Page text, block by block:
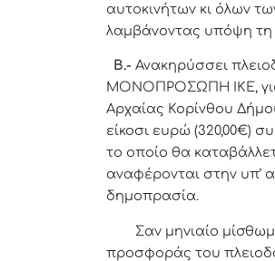
αυτοκινήτων κι όλων
λαμβάνοντας υπόψη τη
Β.- Ανακηρύσσει
ΜΟΝΟΠΡΟΣΩΠΗ ΙΚΕ, για
Αρχαίας Κορίνθου
είκοσι ευρώ (320,00€)
το οποίο θα
αναφέρονται στην υπ’
δημοπρασία.
Σαv μηvιαίo μίσθωμα
πρoσφoράς του